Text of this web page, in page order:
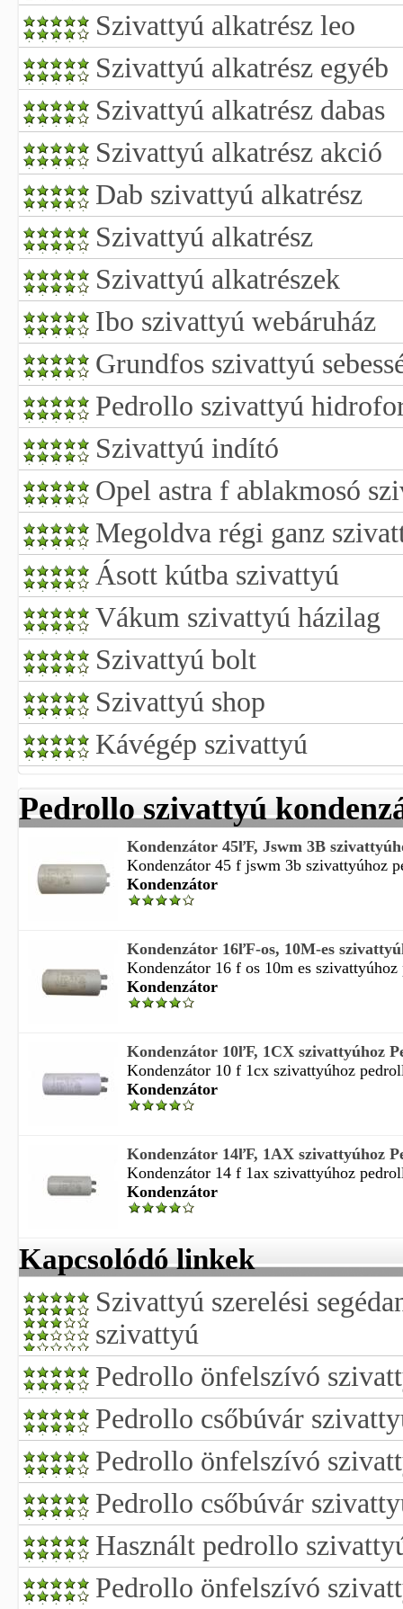
Szivattyú alkatrész leo
Szivattyú alkatrész egyéb
Szivattyú alkatrész dabas
Szivattyú alkatrész akció
Dab szivattyú alkatrész
Szivattyú alkatrész
Szivattyú alkatrészek
Ibo szivattyú webáruház
Grundfos szivattyú
Pedrollo szivattyú
Szivattyú indító
Opel astra f ablakmosó
Megoldva régi ganz
Ásott kútba szivattyú
Vákum szivattyú házilag
Szivattyú bolt
Szivattyú shop
Kávégép szivattyú
Pedrollo szivattyú
Kondenzátor 45ľF, Jswm 3B
Kondenzátor 45 f jswm 3b szivattyúhoz
Kondenzátor
Kondenzátor 16ľF-os, 10M-es
Kondenzátor 16 f os 10m es
Kondenzátor
Kondenzátor 10ľF, 1CX szivattyúhoz
Kondenzátor 10 f 1cx szivattyúhoz
Kondenzátor
Kondenzátor 14ľF, 1AX szivattyúhoz
Kondenzátor 14 f 1ax szivattyúhoz
Kondenzátor
Kapcsolódó linkek
Szivattyú szerelési
szivattyú
Pedrollo önfelszívó
Pedrollo csőbúvár
Pedrollo önfelszívó
Pedrollo csőbúvár
Használt pedrollo
Pedrollo önfelszívó